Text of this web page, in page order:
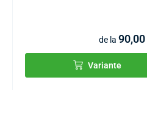
de la 90,00
Variante